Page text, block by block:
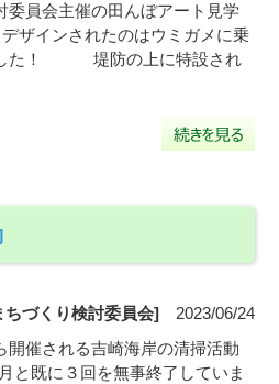
委員会主催の田んぼアート見学
インされたのはウミガメに乗
した！ 堤防の上に特設され
ちづくり検討委員会] 2023/06/24
開催される吉崎海岸の清掃活動
と既に３回を無事終了していま